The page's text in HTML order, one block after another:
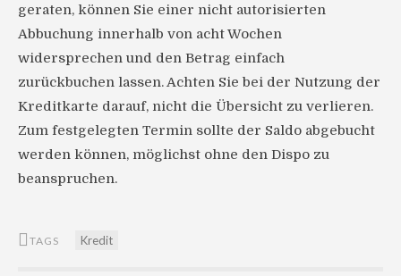
geraten, können Sie einer nicht autorisierten
Abbuchung innerhalb von acht Wochen
widersprechen und den Betrag einfach
zurückbuchen lassen. Achten Sie bei der Nutzung der
Kreditkarte darauf, nicht die Übersicht zu verlieren.
Zum festgelegten Termin sollte der Saldo abgebucht
werden können, möglichst ohne den Dispo zu
beanspruchen.
TAGS Kredit